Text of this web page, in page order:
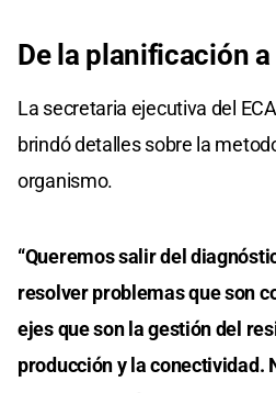
De la planificación
La secretaria ejecutiva del
brindó detalles sobre la
organismo.
“Queremos salir del
resolver problemas que son
ejes que son la gestión del
producción y la conectividad.